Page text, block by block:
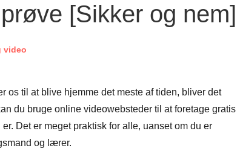
[Sikker og nem]
video
os til at blive hjemme det meste af tiden, bliver det
du bruge online videowebsteder til at foretage gratis
Det er meget praktisk for alle, uanset om du er
og lærer.